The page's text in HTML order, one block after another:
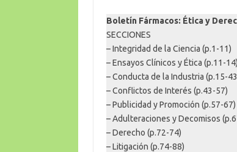
Boletín Fármacos: Ética y
SECCIONES
– Integridad de la Ciencia (p.1-11)
– Ensayos Clínicos y Ética (p.11-14)
– Conducta de la Industria (p.15-
– Conflictos de Interés (p.43-57)
– Publicidad y Promoción (p.57-67)
– Adulteraciones y Decomisos
– Derecho (p.72-74)
– Litigación (p.74-88)